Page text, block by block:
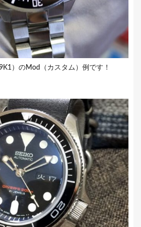
）のMod（カスタム）例です！